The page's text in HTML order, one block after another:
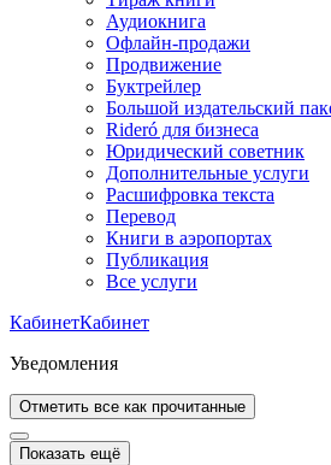
Аудиокнига
Офлайн-продажи
Продвижение
Буктрейлер
Большой издательский
Rideró для бизнеса
Юридический советник
Дополнительные услуги
Расшифровка текста
Перевод
Книги в аэропортах
Публикация
Все услуги
КабинетКабинет
Уведомления
Отметить все как прочитанные
Показать ещё